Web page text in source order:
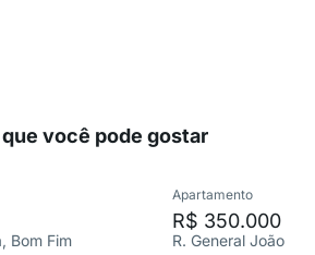
você pode gostar
Bom Fim
Apartamento
R$ 350.000
R. General João